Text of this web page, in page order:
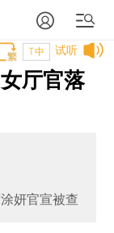
试听
T中
厅官落
妍官宣被查